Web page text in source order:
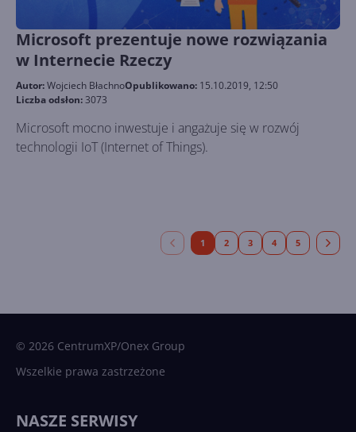
Microsoft prezentuje nowe rozwiązania
w Internecie Rzeczy
Autor:Wojciech BłachnoOpublikowano: 15.10.2019, 12:50
Liczba odsłon:3073
Microsoft mocno inwestuje i angażuje się w rozwój
technologii IoT (Internet of Things).
1 2 3 4 5
© 2026 CentrumXP/Onex Group
Wszelkie prawa zastrzeżone
NASZE SERWISY